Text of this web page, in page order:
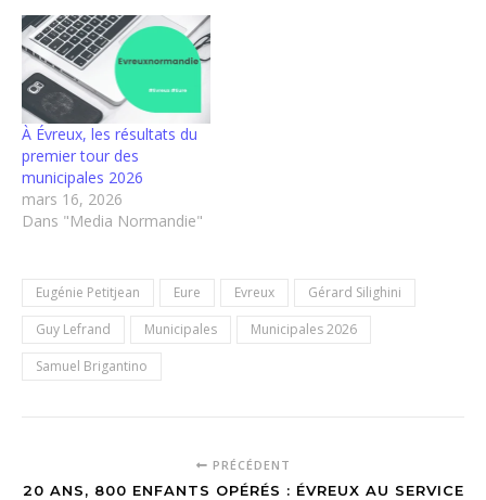
À Évreux, les résultats du
premier tour des
municipales 2026
mars 16, 2026
Dans "Media Normandie"
Eugénie Petitjean Eure Evreux
Gérard Silighini
Guy Lefrand
Municipales
Municipales 2026
Samuel Brigantino
PRÉCÉDENT
20 ANS, 800 ENFANTS OPÉRÉS : ÉVREUX AU SERVICE